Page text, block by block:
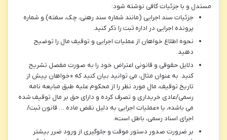
مستدل و با جزئیات کافی نوشته شود:
جزئیات سند اجرایی (مانند شماره سند رهنی، چک، سفته) و شماره
پرونده اجرایی در اداره ثبت را ذکر کنید.
نحوه اطلاع خواهان از عملیات اجرایی و توقیف مال را توضیح
دهید.
دلایل حقوقی و قانونی اعتراض خود را به صورت مفصل تشریح
کنید. به عنوان مثال، می توانید بیان کنید که «خواهان پیش از
تاریخ توقیف، مال مورد نظر را از محکوم علیه طبق مبایعه نامه
رسمی/عادی خریداری و تصرف کرده و دارای حق بر مال توقیف شده
می باشد»، یا «عملیات اجرایی به دلیل نقض ماده … قانون ثبت/
اجرای اسناد رسمی، باطل است».
بر ضرورت صدور دستور موقت و جلوگیری از ورود ضرر بیشتر